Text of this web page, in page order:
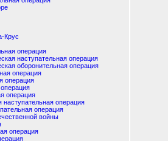
Крус
операция
наступательная операция
оборонительная операция
операция
операция
операция
наступательная операция
операция
войны
операция